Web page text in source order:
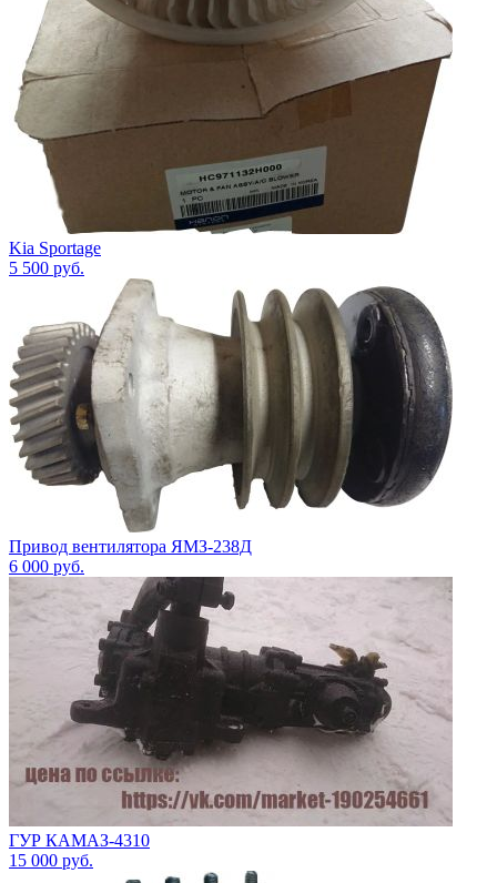
Kia Sportage
5 500 руб.
Привод вентилятора ЯМЗ-238Д
6 000 руб.
ГУР КАМАЗ-4310
15 000 руб.